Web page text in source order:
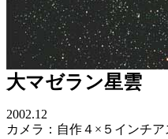
大マゼラン星雲
2002.12
カメラ：自作４×５インチ